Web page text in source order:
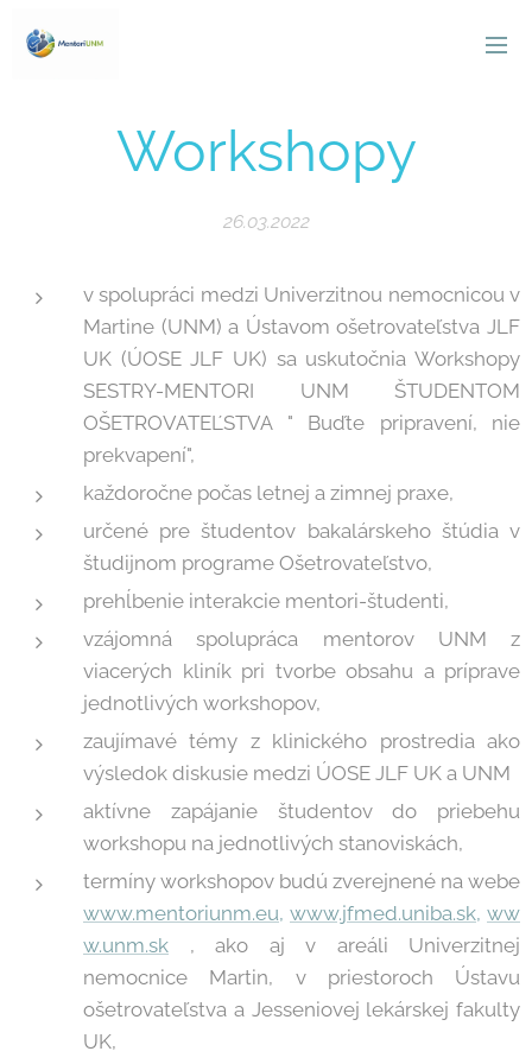
Workshopy
26.03.2022
v spolupráci medzi Univerzitnou nemocnicou v
Martine (UNM) a Ústavom ošetrovateľstva JLF
UK (ÚOSE JLF UK) sa uskutočnia Workshopy
SESTRY-MENTORI UNM ŠTUDENTOM
OŠETROVATEĽSTVA " Buďte pripravení, nie
prekvapení",
každoročne počas letnej a zimnej praxe,
určené pre študentov bakalárskeho štúdia v
študijnom programe Ošetrovateľstvo,
prehĺbenie interakcie mentori-študenti,
vzájomná spolupráca mentorov UNM z
viacerých kliník pri tvorbe obsahu a príprave
jednotlivých workshopov,
zaujímavé témy z klinického prostredia ako
výsledok diskusie medzi ÚOSE JLF UK a UNM
aktívne zapájanie študentov do priebehu
workshopu na jednotlivých stanoviskách,
termíny workshopov budú zverejnené na webe
www.mentoriunm.eu, www.jfmed.uniba.sk, ww
w.unm.sk , ako aj v areáli Univerzitnej
nemocnice Martin, v priestoroch Ústavu
ošetrovateľstva a Jesseniovej lekárskej fakulty
UK,